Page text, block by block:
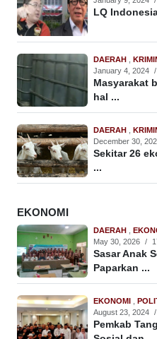
LQ
DAERAH
January 4, 2024 /
Masyarakat
hal ...
DAERAH
December 30,
Sekitar 26
...
EKONOMI
DAERAH
May 30, 2026 /
Sasar Anak
Paparkan ...
EKONOMI
August 23, 2024 /
Pemkab